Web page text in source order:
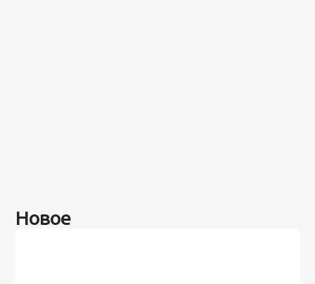
Новое